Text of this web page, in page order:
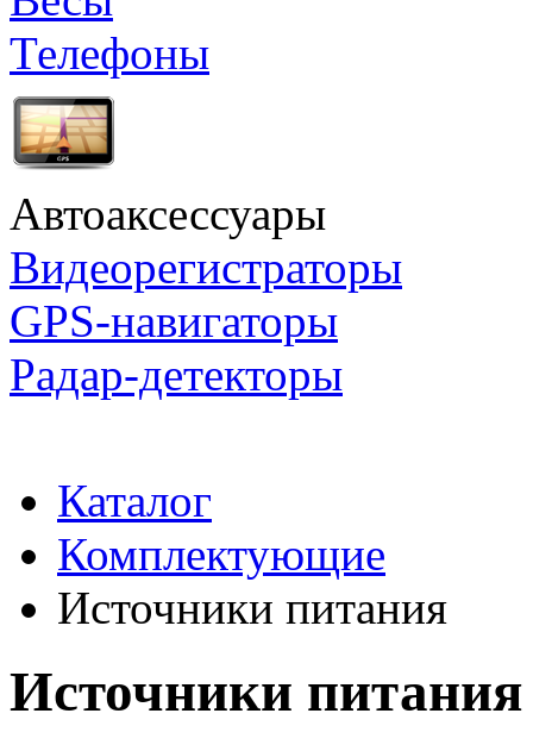
Телефоны
Автоаксессуары
Видеорегистраторы
GPS-навигаторы
Радар-детекторы
Каталог
Комплектующие
Источники питания
Источники питания